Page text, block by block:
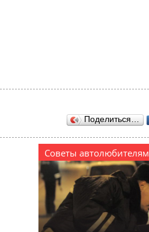
Поделиться…
Советы автолюбителям